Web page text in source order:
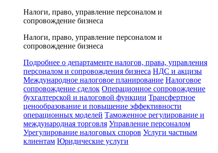
Налоги, право, управление персоналом и
сопровождение бизнеса
Налоги, право, управление персоналом и
сопровождение бизнеса
Подробнее о департаменте налогов, права, управления
персоналом и сопровождения бизнеса НДС и акцизы
Международное налоговое планирование Налоговое
сопровождение сделок Операционное сопровождение
бухгалтерской и налоговой функции Трансфертное
ценообразование и повышение эффективности
операционных моделей Таможенное регулирование и
международная торговля Управление персоналом
Урегулирование налоговых споров Услуги частным
клиентам Юридические услуги